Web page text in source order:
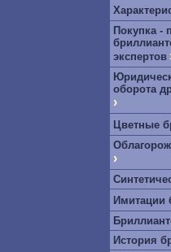
Покупка -
экспертов
оборота
›
Цветные
›
Имитации
История